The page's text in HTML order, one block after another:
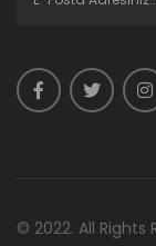
© 2022. All Rights